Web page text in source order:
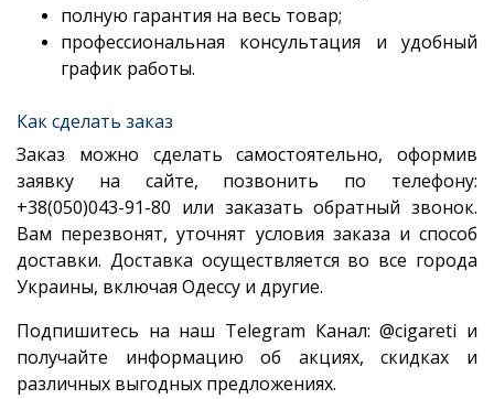
полную гарантия на весь товар;
профессиональная консультация и удобный
график работы.
Как сделать заказ
Заказ можно сделать самостоятельно, оформив
заявку на сайте, позвонить по телефону:
+38(050)043-91-80 или заказать обратный звонок.
Вам перезвонят, уточнят условия заказа и способ
доставки. Доставка осуществляется во все города
Украины, включая Одессу и другие.
Подпишитесь на наш Telegram Канал: @cigareti и
получайте информацию об акциях, скидках и
различных выгодных предложениях.